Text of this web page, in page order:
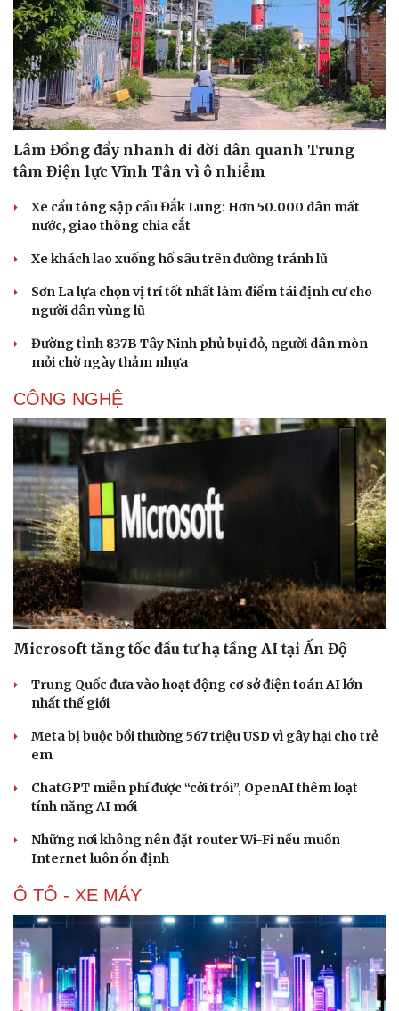
Lâm Đồng đẩy nhanh di dời dân quanh Trung
tâm Điện lực Vĩnh Tân vì ô nhiễm
Xe cẩu tông sập cầu Đắk Lung: Hơn 50.000 dân mất
nước, giao thông chia cắt
Xe khách lao xuống hố sâu trên đường tránh lũ
Sơn La lựa chọn vị trí tốt nhất làm điểm tái định cư cho
người dân vùng lũ
Đường tỉnh 837B Tây Ninh phủ bụi đỏ, người dân mòn
mỏi chờ ngày thảm nhựa
CÔNG NGHỆ
Microsoft tăng tốc đầu tư hạ tầng AI tại Ấn Độ
Trung Quốc đưa vào hoạt động cơ sở điện toán AI lớn
nhất thế giới
Meta bị buộc bồi thường 567 triệu USD vì gây hại cho trẻ
em
ChatGPT miễn phí được “cởi trói”, OpenAI thêm loạt
tính năng AI mới
Những nơi không nên đặt router Wi-Fi nếu muốn
Internet luôn ổn định
Ô TÔ - XE MÁY